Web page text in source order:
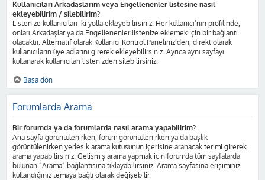
Kullanıcıları Arkadaşlarım veya Engellenenler listesine nasıl
ekleyebilirim / silebilirim?
Listenize kullanıcıları iki yolla ekleyebilirsiniz. Her kullanıcı’nın profilinde,
onları Arkadaşlar ya da Engellenenler listenize eklemek için bir bağlantı
olacaktır. Alternatif olarak Kullanıcı Kontrol Paneliniz’den, direkt olarak
kullanıcıların üye adlarını girerek ekleyebilirsiniz. Ayrıca aynı sayfayı
kullanarak kullanıcıları listenizden silebilirsiniz.
Başa dön
Forumlarda Arama
Bir forumda ya da forumlarda nasıl arama yapabilirim?
Ana sayfa görüntülenirken, forum görüntülenirken ya da başlık
görüntülenirken yerleşik arama kutusunun içerisine aranacak terimi girerek
arama yapabilirsiniz. Gelişmiş arama yapmak için forumda tüm sayfalarda
bulunan “Arama” bağlantısına tıklayabilirsiniz. Arama sayfasına erişiminiz
kullandığınız temaya bağlı olarak değişebilir.